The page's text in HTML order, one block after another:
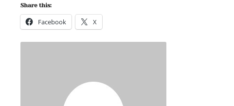
Share this:
Facebook X